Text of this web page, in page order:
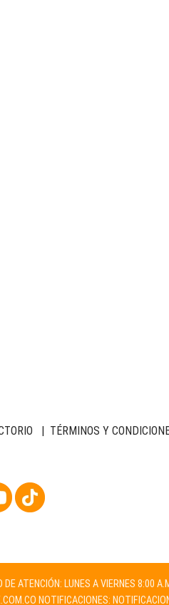
| TÉRMINOS Y
ATENCIÓN: LUNES A VIERNES 8:00
NOTIFICACIONES: